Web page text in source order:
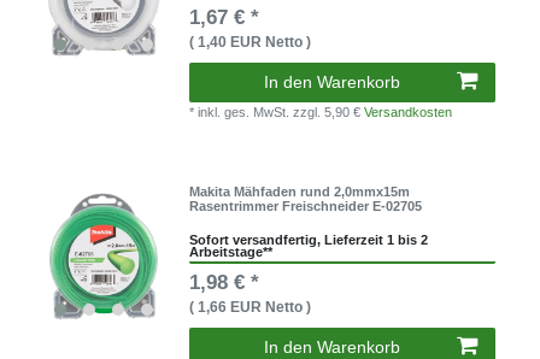
1,67 € *
( 1,40 EUR Netto )
In den Warenkorb
* inkl. ges. MwSt.zzgl. 5,90 €Versandkosten
Makita Mähfaden rund 2,0mmx15m
Rasentrimmer Freischneider E-02705
Sofort versandfertig, Lieferzeit 1 bis 2
Arbeitstage**
1,98 € *
( 1,66 EUR Netto )
In den Warenkorb